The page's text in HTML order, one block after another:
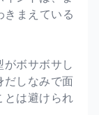
まえている
ボサボサし
しなみで面
とは避けられ